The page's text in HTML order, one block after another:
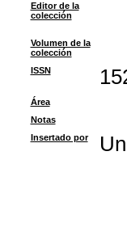
Editor de la
colección
Volumen de la
colección
ISSN
Área
Notas
Insertado por